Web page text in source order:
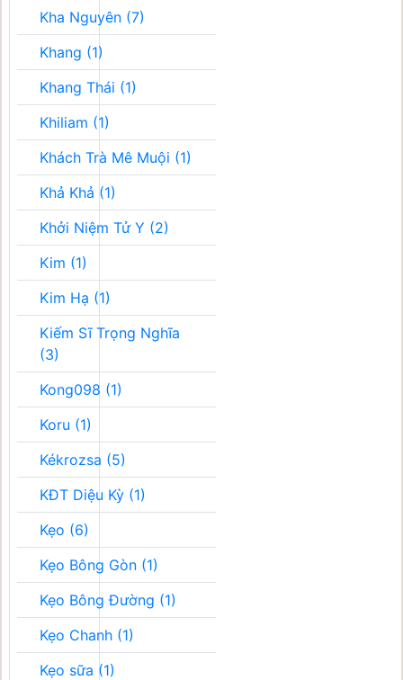
Kha Nguyên (7)
Khang (1)
Khang Thái (1)
Khiliam (1)
Khách Trà Mê Muội (1)
Khả Khả (1)
Khởi Niệm Tử Y (2)
Kim (1)
Kim Hạ (1)
Kiếm Sĩ Trọng Nghĩa
(3)
Kong098 (1)
Koru (1)
Kékrozsa (5)
KĐT Diệu Kỳ (1)
Kẹo (6)
Kẹo Bông Gòn (1)
Kẹo Bông Đường (1)
Kẹo Chanh (1)
Kẹo sữa (1)